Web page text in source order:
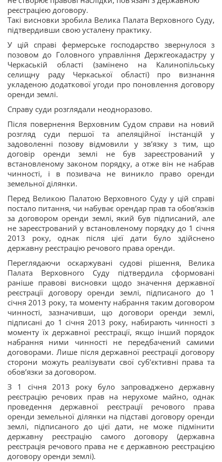
реєстрацією договору.
Такі висновки зробила Велика Палата Верховного Суду,
підтвердивши свою усталену практику.
У цій справі фермерське господарство звернулося з
позовом до Головного управління Держгеокадастру у
Черкаській області (замінено на Калинопільську
селищну раду Черкаської області) про визнання
укладеною додаткової угоди про поновлення договору
оренди землі.
Справу суди розглядали неодноразово.
Після повернення Верховним Судом справи на новий
розгляд суди першої та апеляційної інстанцій у
задоволенні позову відмовили у зв’язку з тим, що
договір оренди землі не був зареєстрований у
встановленому законом порядку, а отже він не набрав
чинності, і в позивача не виникло право оренди
земельної ділянки.
Перед Великою Палатою Верховного Суду у цій справі
постало питання, чи набуває орендар прав та обов’язків
за договором оренди землі, який був підписаний, але
не зареєстрований у встановленому порядку до 1 січня
2013 року, однак після цієї дати було здійснено
державну реєстрацію речового права оренди.
Переглядаючи оскаржувані судові рішення, Велика
Палата Верховного Суду підтвердила сформовані
раніше правові висновки щодо значення державної
реєстрації договору оренди землі, підписаного до 1
січня 2013 року, та моменту набрання таким договором
чинності, зазначивши, що договори оренди землі,
підписані до 1 січня 2013 року, набирають чинності з
моменту їх державної реєстрації, якщо інший порядок
набрання ними чинності не передбачений самими
договорами. Лише після державної реєстрації договору
сторони можуть реалізувати свої суб’єктивні права та
обов’язки за договором.
З 1 січня 2013 року було запроваджено державну
реєстрацію речових прав на нерухоме майно, однак
проведення державної реєстрації речового права
оренди земельної ділянки на підставі договору оренди
землі, підписаного до цієї дати, не може підмінити
державну реєстрацію самого договору (державна
реєстрація речового права не є державною реєстрацією
договору оренди землі).